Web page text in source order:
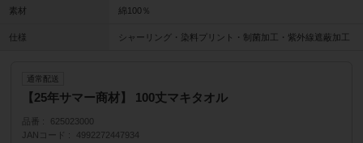
素材 綿100％
仕様 シャーリング・染料プリント・制菌加工・紫外線遮蔽加工
通常配送
【25年サマー商材】 100丈マキタオル
品番
625023000
JANコード
4992272447934